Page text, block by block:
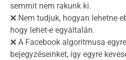
semmit nem rakunk ki.
❌ Nem tudjuk, hogyan lehetne
hogy lehet-e egyáltalán.
❌ A Facebook algoritmusa
bejegyzéseinket, így egyre